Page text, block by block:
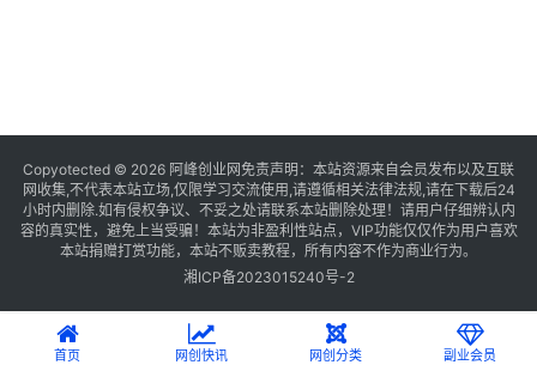
Copyotected © 2026 阿峰创业网 免责声明：本站资源来自会员发布以及互联
网收集,不代表本站立场,仅限学习交流使用,请遵循相关法律法规,请在下载后24
小时内删除.如有侵权争议、不妥之处请联系本站删除处理！请用户仔细辨认内
容的真实性，避免上当受骗！本站为非盈利性站点，VIP功能仅仅作为用户喜欢
本站捐赠打赏功能，本站不贩卖教程，所有内容不作为商业行为。
湘ICP备2023015240号-2
首页 网创快讯 网创分类 副业会员